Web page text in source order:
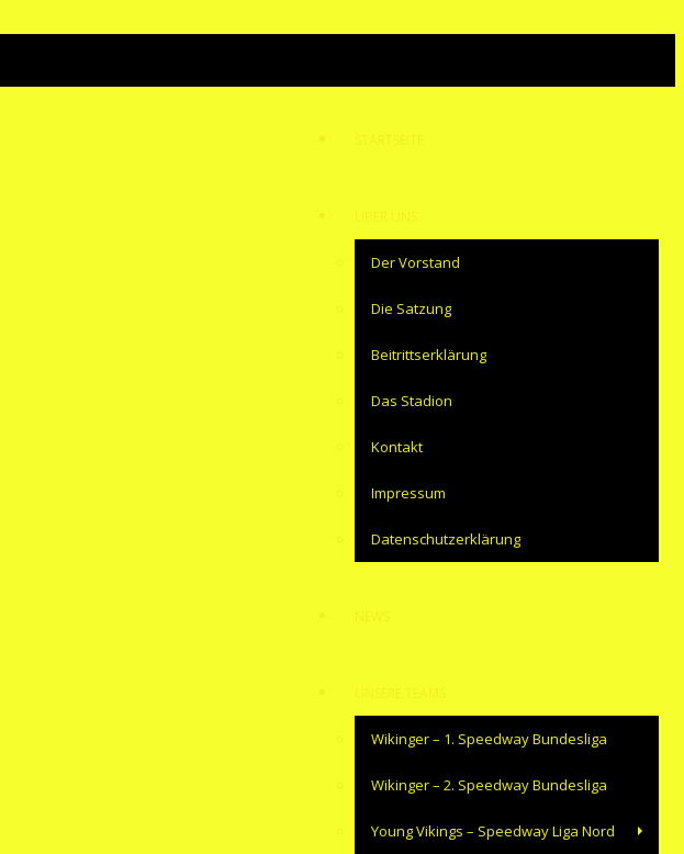
Der Vorstand
Die Satzung
Beitrittserklärung
Das Stadion
Kontakt
Impressum
Datenschutzerklärung
Wikinger – 1. Speedway Bundesliga
Wikinger – 2. Speedway Bundesliga
Young Vikings – Speedway Liga Nord